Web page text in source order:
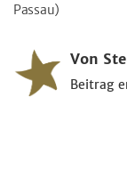
Passau)
Von
Beitrag